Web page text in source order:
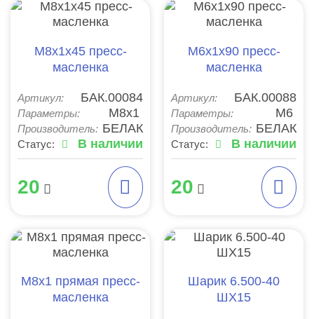
М8х1х45 пресс-
масленка
Артикул: БАК.00084
Параметры: М8х1
Производитель: БЕЛАК
Статус: В наличии
20
М6х1х90 пресс-
масленка
Артикул: БАК.00088
Параметры: М6
Производитель: БЕЛАК
Статус: В наличии
20
М8х1 прямая пресс-
масленка
Шарик 6.500-40
ШХ15